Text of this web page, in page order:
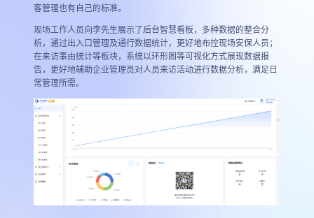
客管理也有自己的标准。
现场工作人员向李先生展示了后台智慧看板，多种数据的整合分
析，通过出入口管理及通行数据统计，更好地布控现场安保人员；
在来访事由统计等板块，系统以环形图等可视化方式展现数据报
告，更好地辅助企业管理员对人员来访活动进行数据分析，满足日
常管理所需。